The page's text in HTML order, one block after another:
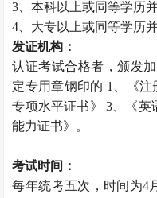
3、本科以上或同等学历
4、大专以上或同等学历
发证机构：
认证考试合格者，颁发
定专用章钢印的 1、《
专项水平证书》 3、《
能力证书》。
考试时间：
每年统考五次，时间为4